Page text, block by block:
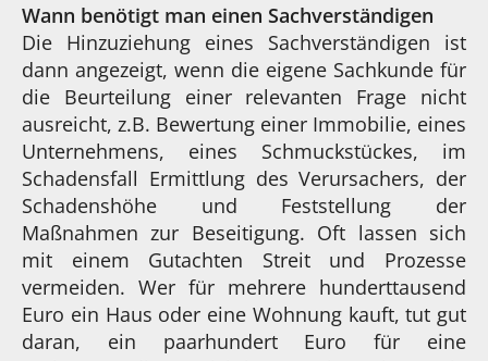
Wann benötigt man einen Sachverständigen
Die Hinzuziehung eines Sachverständigen ist
dann angezeigt, wenn die eigene Sachkunde für
die Beurteilung einer relevanten Frage nicht
ausreicht, z.B. Bewertung einer Immobilie, eines
Unternehmens, eines Schmuckstückes, im
Schadensfall Ermittlung des Verursachers, der
Schadenshöhe und Feststellung der
Maßnahmen zur Beseitigung. Oft lassen sich
mit einem Gutachten Streit und Prozesse
vermeiden. Wer für mehrere hunderttausend
Euro ein Haus oder eine Wohnung kauft, tut gut
daran, ein paarhundert Euro für eine